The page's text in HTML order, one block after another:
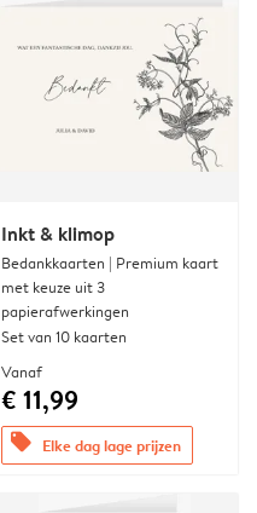
Inkt & klimop
Bedankkaarten | Premium kaart
met keuze uit 3
papierafwerkingen
Set van 10 kaarten
Vanaf
€ 11,99
offers Elke dag lage prijzen